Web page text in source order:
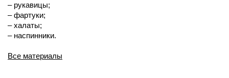
– рукавицы;
– фартуки;
– халаты;
– наспинники.
Все материалы